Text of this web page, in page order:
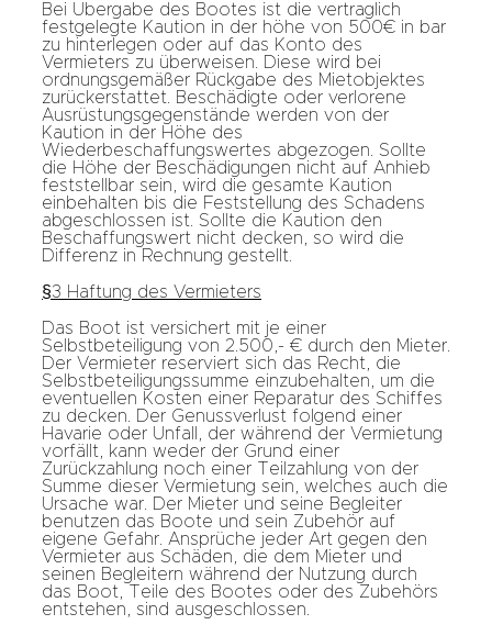
Bei Übergabe des Bootes ist die vertraglich
festgelegte Kaution in der höhe von 500€ in bar
zu hinterlegen oder auf das Konto des
Vermieters zu überweisen. Diese wird bei
ordnungsgemäßer Rückgabe des Mietobjektes
zurückerstattet. Beschädigte oder verlorene
Ausrüstungsgegenstände werden von der
Kaution in der Höhe des
Wiederbeschaffungswertes abgezogen. Sollte
die Höhe der Beschädigungen nicht auf Anhieb
feststellbar sein, wird die gesamte Kaution
einbehalten bis die Feststellung des Schadens
abgeschlossen ist. Sollte die Kaution den
Beschaffungswert nicht decken, so wird die
Differenz in Rechnung gestellt.
§3 Haftung des Vermieters
Das Boot ist versichert mit je einer
Selbstbeteiligung von 2.500,- € durch den Mieter.
Der Vermieter reserviert sich das Recht, die
Selbstbeteiligungssumme einzubehalten, um die
eventuellen Kosten einer Reparatur des Schiffes
zu decken. Der Genussverlust folgend einer
Havarie oder Unfall, der während der Vermietung
vorfällt, kann weder der Grund einer
Zurückzahlung noch einer Teilzahlung von der
Summe dieser Vermietung sein, welches auch die
Ursache war. Der Mieter und seine Begleiter
benutzen das Boote und sein Zubehör auf
eigene Gefahr. Ansprüche jeder Art gegen den
Vermieter aus Schäden, die dem Mieter und
seinen Begleitern während der Nutzung durch
das Boot, Teile des Bootes oder des Zubehörs
entstehen, sind ausgeschlossen.